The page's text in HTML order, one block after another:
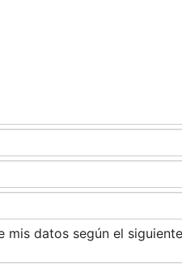
mis datos según el siguiente